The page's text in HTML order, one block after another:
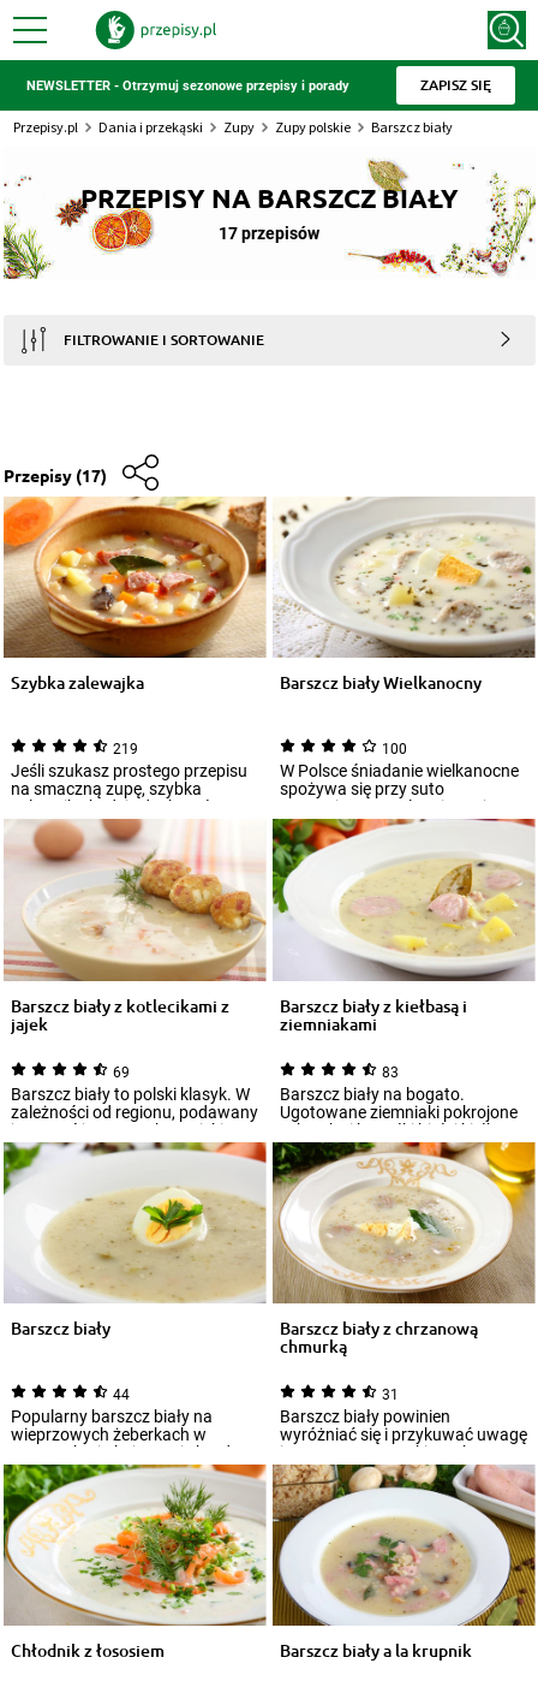
NEWSLETTER - Otrzymuj sezonowe przepisy i porady ZAPISZ SIĘ
Przepisy.pl Dania i przekąski Zupy Zupy polskie Barszcz biały
PRZEPISY NA BARSZCZ BIAŁY
17 przepisów
FILTROWANIE I SORTOWANIE
Przepisy (17)
Szybka zalewajka
219
Jeśli szukasz prostego przepisu
na smaczną zupę, szybka
zalewajka będzie doskonałą
propozycją dla...
Barszcz biały Wielkanocny
100
W Polsce śniadanie wielkanocne
spożywa się przy suto
zastawionym stole. Nie może na
nim zabraknąć...
Barszcz biały z kotlecikami z
jajek
69
Barszcz biały to polski klasyk. W
zależności od regionu, podawany
jest na różne sposoby. Dzięki t...
Barszcz biały z kiełbasą i
ziemniakami
83
Barszcz biały na bogato.
Ugotowane ziemniaki pokrojone
w kostkę i kawałki białej kiełbasy
sprawia...
Barszcz biały
44
Popularny barszcz biały na
wieprzowych żeberkach w
naszym kraju kojarzy się bardzo
pozytywnie. Go...
Barszcz biały z chrzanową
chmurką
31
Barszcz biały powinien
wyróżniać się i przykuwać uwagę
intensywnym smakiem chrzanu.
Aby uzyskać t...
Chłodnik z łososiem Barszcz biały a la krupnik